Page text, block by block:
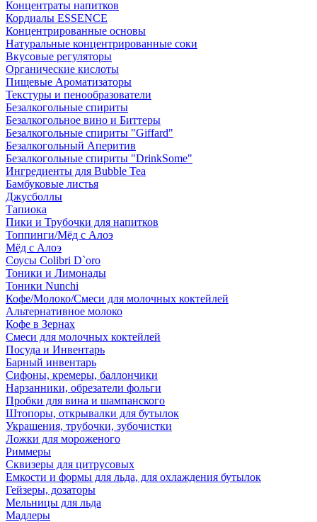
Концентраты напитков
Кордиалы ESSENCE
Концентрированные основы
Натуральные концентрированные соки
Вкусовые регуляторы
Органические кислоты
Пищевые Ароматизаторы
Текстуры и пенообразователи
Безалкогольные спириты
Безалкогольное вино и Биттеры
Безалкогольные спириты "Giffard"
Безалкогольный Аперитив
Безалкогольные спириты "DrinkSome"
Ингредиенты для Bubble Tea
Бамбуковые листья
Джусболлы
Тапиока
Пики и Трубочки для напитков
Топпинги/Мёд с Алоэ
Мёд с Алоэ
Соусы Colibri D`oro
Тоники и Лимонады
Тоники Nunchi
Кофе/Молоко/Смеси для молочных коктейлей
Альтернативное молоко
Кофе в Зернах
Смеси для молочных коктейлей
Посуда и Инвентарь
Барный инвентарь
Сифоны, кремеры, баллончики
Нарзанники, обрезатели фольги
Пробки для вина и шампанского
Штопоры, открывалки для бутылок
Украшения, трубочки, зубочистки
Ложки для мороженого
Риммеры
Сквизеры для цитрусовых
Емкости и формы для льда, для охлаждения бутылок
Гейзеры, дозаторы
Мельницы для льда
Мадлеры